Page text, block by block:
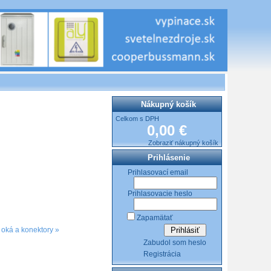
a konektory »
Nákupný košík
Celkom s DPH
0,00 €
Zobraziť nákupný košík
Prihlásenie
Prihlasovací email
Prihlasovacie heslo
Zapamätať
Zabudol som heslo
Registrácia